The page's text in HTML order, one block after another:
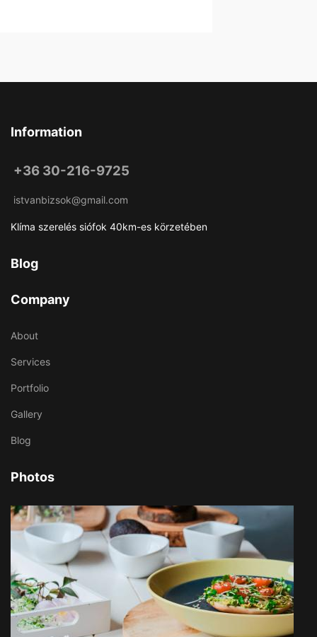
Information
+36 30-216-9725
istvanbizsok@gmail.com
Klíma szerelés siófok 40km-es körzetében
Blog
Company
About
Services
Portfolio
Gallery
Blog
Photos